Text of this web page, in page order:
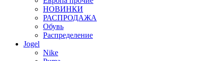
НОВИНКИ
РАСПРОДАЖА
Обувь
Распределение
Jogel
Nike